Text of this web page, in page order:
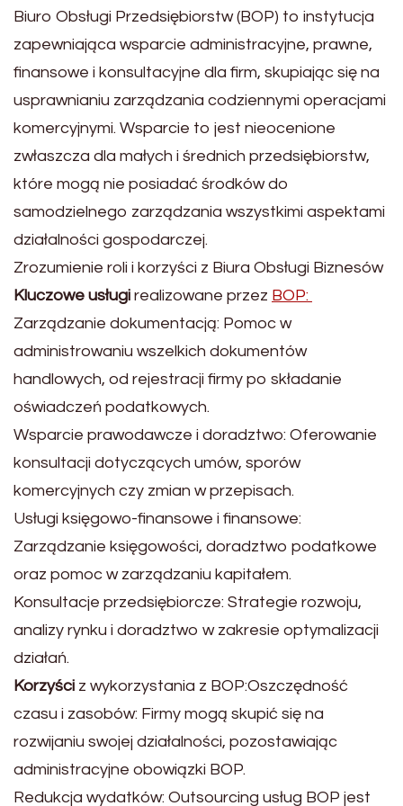
Biuro Obsługi Przedsiębiorstw (BOP) to instytucja
zapewniająca wsparcie administracyjne, prawne,
finansowe i konsultacyjne dla firm, skupiając się na
usprawnianiu zarządzania codziennymi operacjami
komercyjnymi. Wsparcie to jest nieocenione
zwłaszcza dla małych i średnich przedsiębiorstw,
które mogą nie posiadać środków do
samodzielnego zarządzania wszystkimi aspektami
działalności gospodarczej.
Zrozumienie roli i korzyści z Biura Obsługi Biznesów
Kluczowe usługi realizowane przez BOP:
Zarządzanie dokumentacją: Pomoc w
administrowaniu wszelkich dokumentów
handlowych, od rejestracji firmy po składanie
oświadczeń podatkowych.
Wsparcie prawodawcze i doradztwo: Oferowanie
konsultacji dotyczących umów, sporów
komercyjnych czy zmian w przepisach.
Usługi księgowo-finansowe i finansowe:
Zarządzanie księgowości, doradztwo podatkowe
oraz pomoc w zarządzaniu kapitałem.
Konsultacje przedsiębiorcze: Strategie rozwoju,
analizy rynku i doradztwo w zakresie optymalizacji
działań.
Korzyści z wykorzystania z BOP:Oszczędność
czasu i zasobów: Firmy mogą skupić się na
rozwijaniu swojej działalności, pozostawiając
administracyjne obowiązki BOP.
Redukcja wydatków: Outsourcing usług BOP jest